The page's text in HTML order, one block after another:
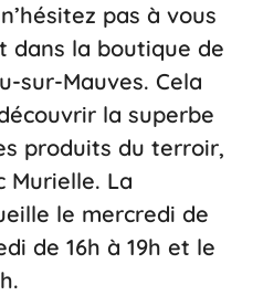
pas à vous
dans la boutique de
sur-Mauves. Cela
la superbe
produits du terroir,
Murielle. La
le mercredi de
de 16h à 19h et le